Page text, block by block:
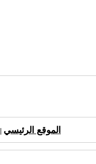
الموقع الرئيسي